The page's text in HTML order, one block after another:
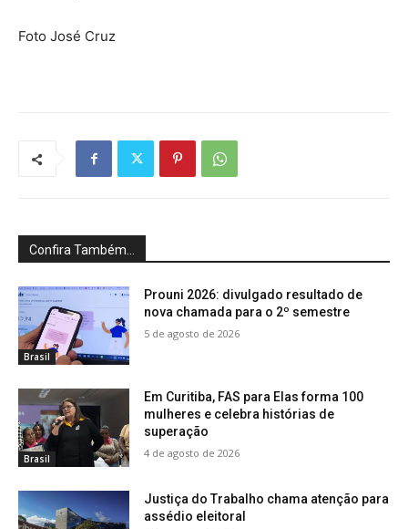
Foto José Cruz
Confira Também...
Brasil
Prouni 2026: divulgado resultado de
nova chamada para o 2º semestre
5 de agosto de 2026
Brasil
Em Curitiba, FAS para Elas forma 100
mulheres e celebra histórias de
superação
4 de agosto de 2026
Justiça do Trabalho chama atenção para
assédio eleitoral